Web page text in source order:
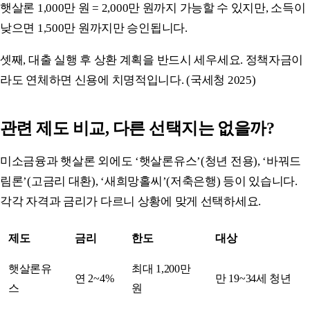
햇살론 1,000만 원 = 2,000만 원까지 가능할 수 있지만, 소득이
낮으면 1,500만 원까지만 승인됩니다.
셋째, 대출 실행 후 상환 계획을 반드시 세우세요. 정책자금이
라도 연체하면 신용에 치명적입니다. (국세청 2025)
관련 제도 비교, 다른 선택지는 없을까?
미소금융과 햇살론 외에도 ‘햇살론유스’(청년 전용), ‘바꿔드
림론’(고금리 대환), ‘새희망홀씨’(저축은행) 등이 있습니다.
각각 자격과 금리가 다르니 상황에 맞게 선택하세요.
제도 금리 한도 대상
햇살론유
스
연 2~4%
최대 1,200만
원
만 19~34세 청년